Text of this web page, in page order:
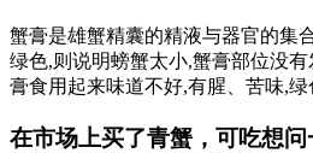
蟹膏是雄蟹精囊的精液与器官的集
绿色,则说明螃蟹太小,蟹膏部位没
膏食用起来味道不好,有腥、苦味,绿
在市场上买了青蟹，可吃想